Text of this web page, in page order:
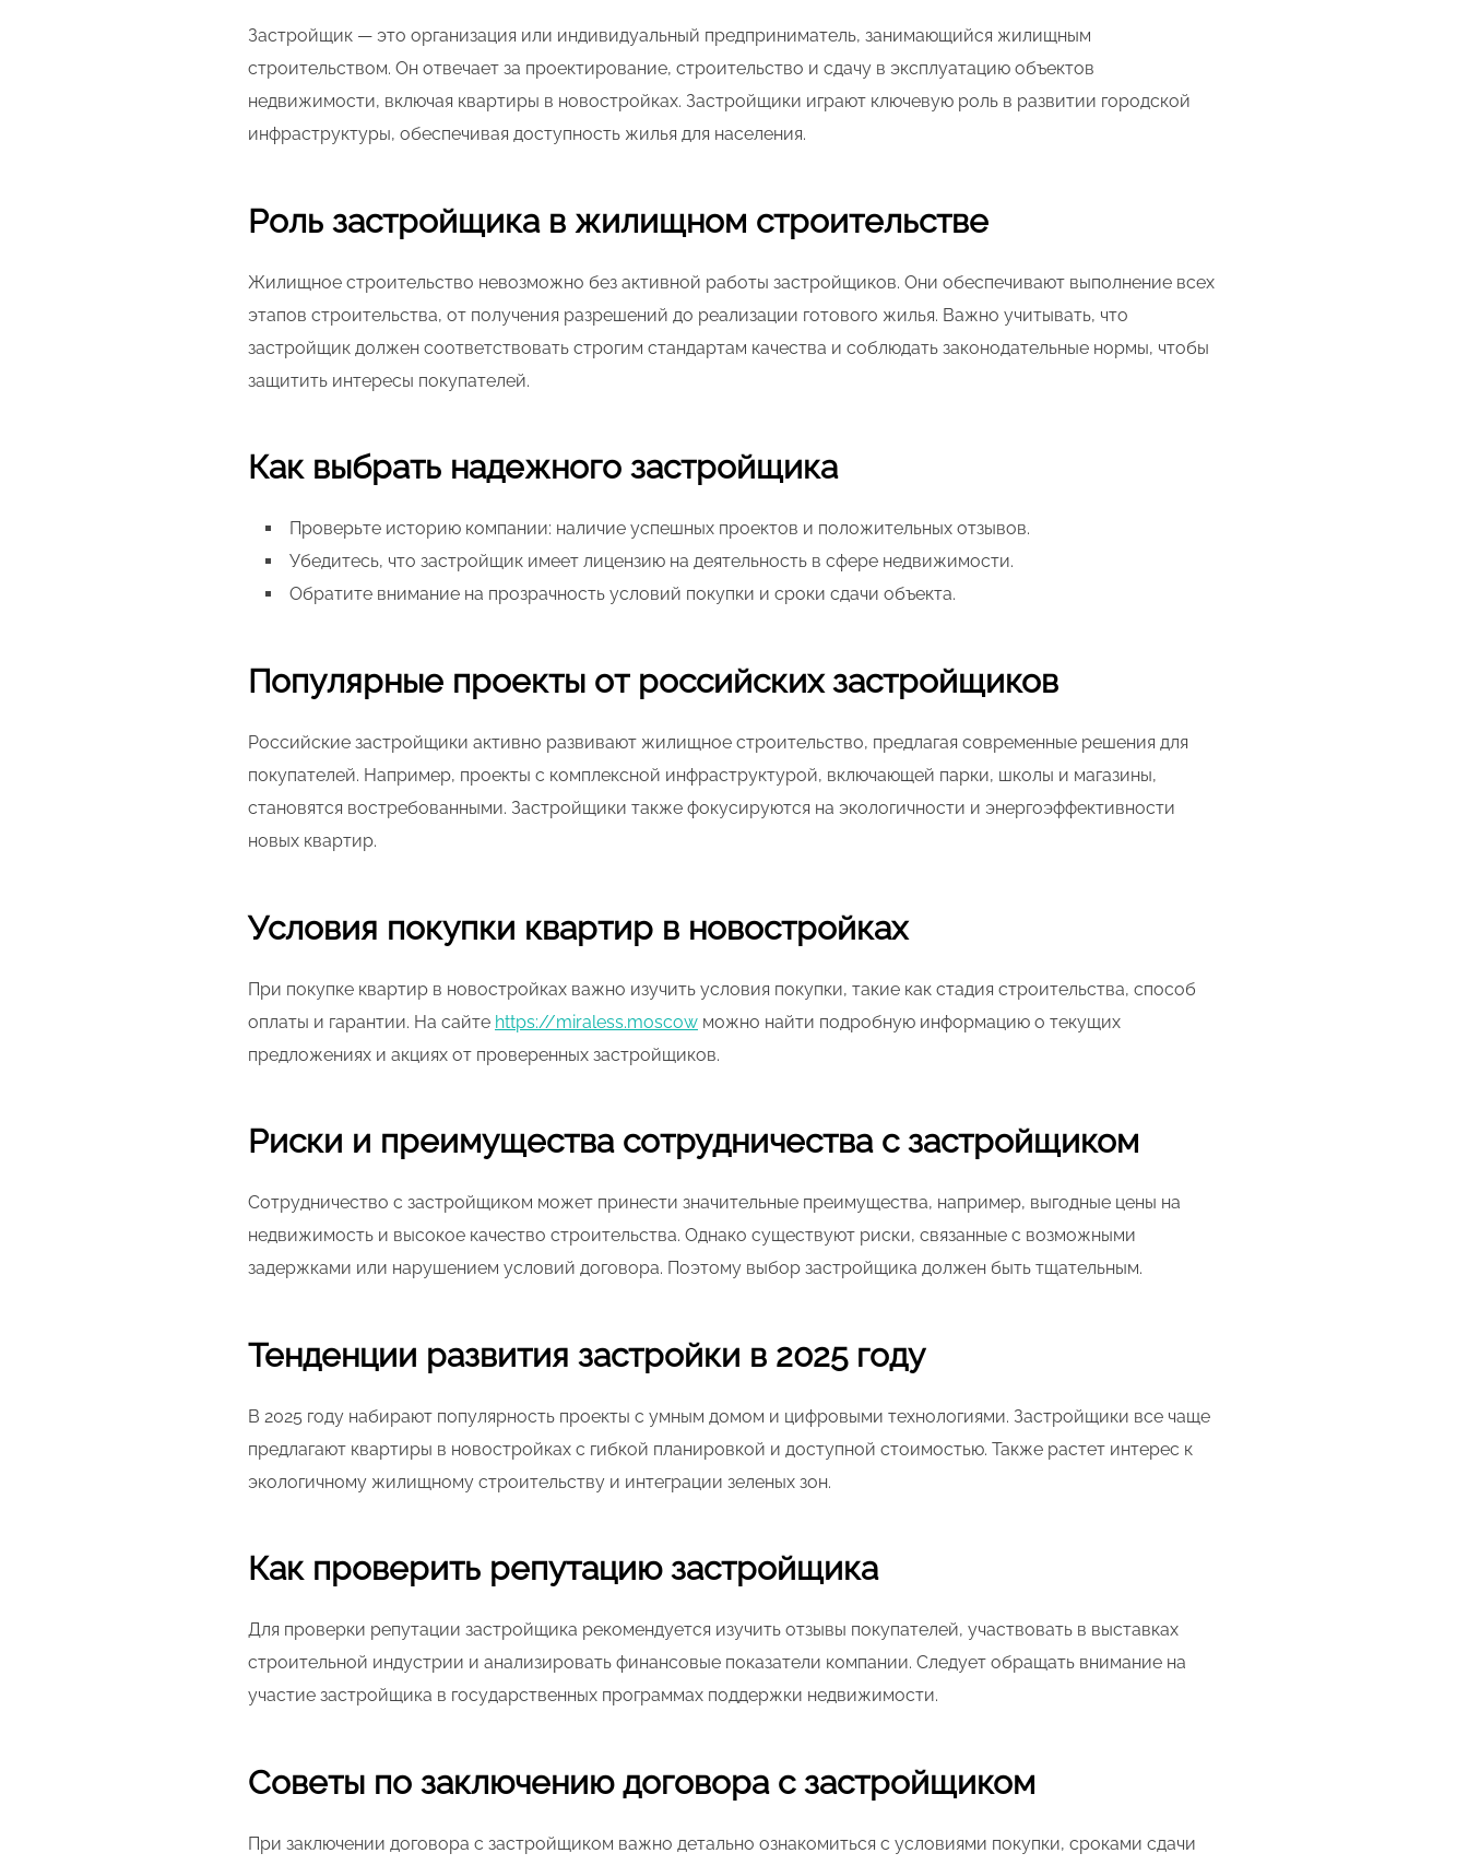
Застройщик — это организация или индивидуальный предприниматель, занимающийся жилищным
строительством. Он отвечает за проектирование, строительство и сдачу в эксплуатацию объектов
недвижимости, включая квартиры в новостройках. Застройщики играют ключевую роль в развитии городской
инфраструктуры, обеспечивая доступность жилья для населения.
Роль застройщика в жилищном строительстве
Жилищное строительство невозможно без активной работы застройщиков. Они обеспечивают выполнение всех
этапов строительства, от получения разрешений до реализации готового жилья. Важно учитывать, что
застройщик должен соответствовать строгим стандартам качества и соблюдать законодательные нормы, чтобы
защитить интересы покупателей.
Как выбрать надежного застройщика
Проверьте историю компании: наличие успешных проектов и положительных отзывов.
Убедитесь, что застройщик имеет лицензию на деятельность в сфере недвижимости.
Обратите внимание на прозрачность условий покупки и сроки сдачи объекта.
Популярные проекты от российских застройщиков
Российские застройщики активно развивают жилищное строительство, предлагая современные решения для
покупателей. Например, проекты с комплексной инфраструктурой, включающей парки, школы и магазины,
становятся востребованными. Застройщики также фокусируются на экологичности и энергоэффективности
новых квартир.
Условия покупки квартир в новостройках
При покупке квартир в новостройках важно изучить условия покупки, такие как стадия строительства, способ
оплаты и гарантии. На сайте https://miraless.moscow можно найти подробную информацию о текущих
предложениях и акциях от проверенных застройщиков.
Риски и преимущества сотрудничества с застройщиком
Сотрудничество с застройщиком может принести значительные преимущества, например, выгодные цены на
недвижимость и высокое качество строительства. Однако существуют риски, связанные с возможными
задержками или нарушением условий договора. Поэтому выбор застройщика должен быть тщательным.
Тенденции развития застройки в 2025 году
В 2025 году набирают популярность проекты с умным домом и цифровыми технологиями. Застройщики все чаще
предлагают квартиры в новостройках с гибкой планировкой и доступной стоимостью. Также растет интерес к
экологичному жилищному строительству и интеграции зеленых зон.
Как проверить репутацию застройщика
Для проверки репутации застройщика рекомендуется изучить отзывы покупателей, участвовать в выставках
строительной индустрии и анализировать финансовые показатели компании. Следует обращать внимание на
участие застройщика в государственных программах поддержки недвижимости.
Советы по заключению договора с застройщиком
При заключении договора с застройщиком важно детально ознакомиться с условиями покупки, сроками сдачи